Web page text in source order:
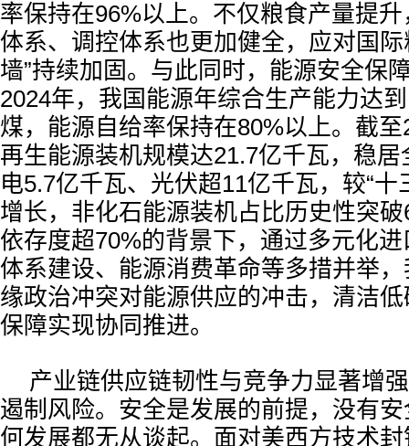
率保持在96%以上。不仅粮食产量提
体系、调控体系也更加健全，应对国际
墙”持续加固。与此同时，能源安全保
2024年，我国能源年综合生产能力达
煤，能源自给率保持在80%以上。截
再生能源装机规模达21.7亿千瓦，稳
电5.7亿千瓦、光伏超11亿千瓦，较“十
增长，非化石能源装机占比历史性突
依存度超70%的背景下，通过多元化
体系建设、能源消费革命等多措并举
缘政治冲突对能源供应的冲击，清洁
保障实现协同推进。
产业链供应链韧性与竞争力显著增
遏制风险。安全是发展的前提，没有
何发展都无从谈起。面对美西方技术